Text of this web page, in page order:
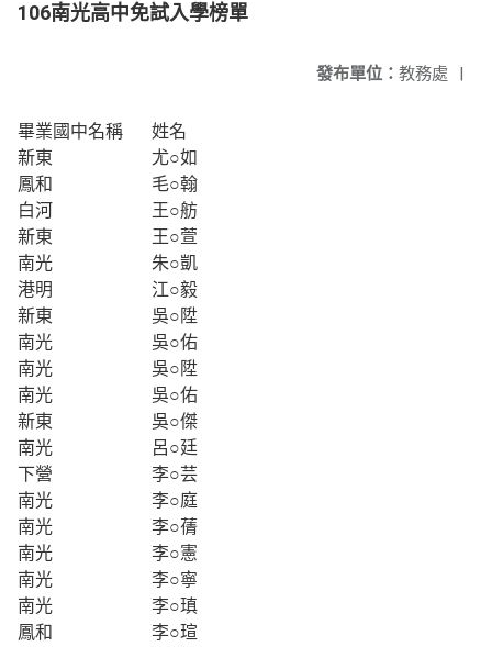
106南光高中免試入學榜單
發布單位： 教務處 |
畢業國中名稱
姓名
新東
尤○如
鳳和
毛○翰
白河
王○舫
新東
王○萱
南光
朱○凱
港明
江○毅
新東
吳○陞
南光
吳○佑
南光
吳○陞
南光
吳○佑
新東
吳○傑
南光
呂○廷
下營
李○芸
南光
李○庭
南光
李○蒨
南光
李○憲
南光
李○寧
南光
李○瑱
鳳和
李○瑄